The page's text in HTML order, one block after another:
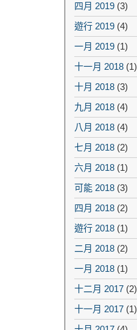
四月 2019 (3)
遊行 2019 (4)
一月 2019 (1)
十一月 2018 (1)
十月 2018 (3)
九月 2018 (4)
八月 2018 (4)
七月 2018 (2)
六月 2018 (1)
可能 2018 (3)
四月 2018 (2)
遊行 2018 (1)
二月 2018 (2)
一月 2018 (1)
十二月 2017 (2)
十一月 2017 (1)